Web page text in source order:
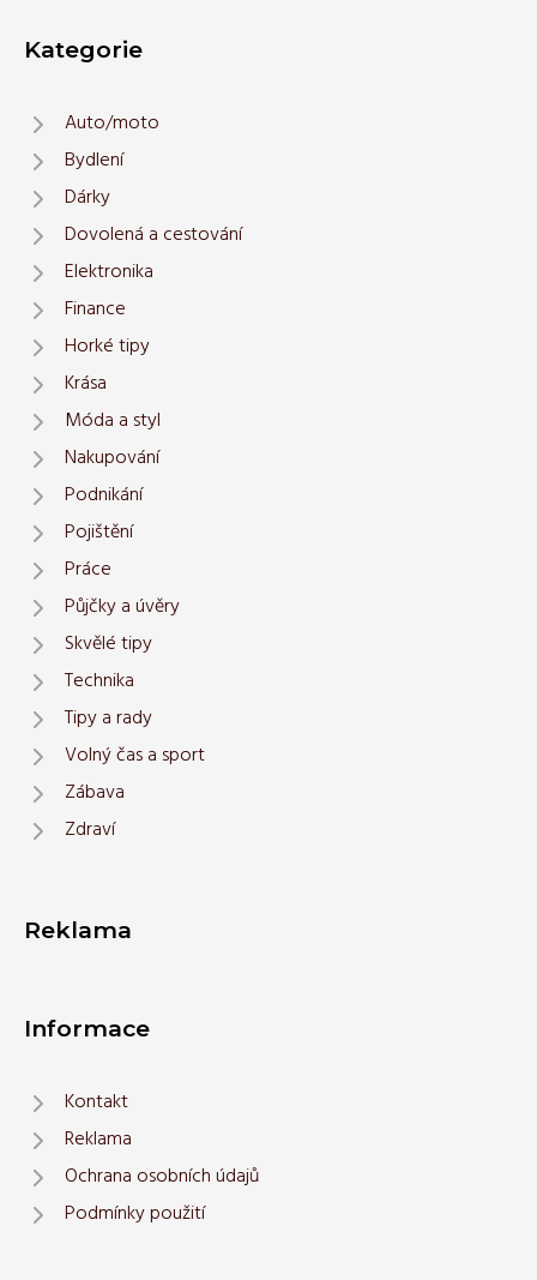
Kategorie
Auto/moto
Bydlení
Dárky
Dovolená a cestování
Elektronika
Finance
Horké tipy
Krása
Móda a styl
Nakupování
Podnikání
Pojištění
Práce
Půjčky a úvěry
Skvělé tipy
Technika
Tipy a rady
Volný čas a sport
Zábava
Zdraví
Reklama
Informace
Kontakt
Reklama
Ochrana osobních údajů
Podmínky použití